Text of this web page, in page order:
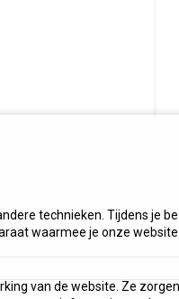
technieken. Tijdens je
waarmee je onze
van de website. Ze